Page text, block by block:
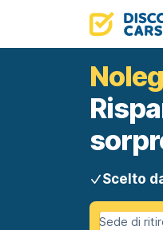
Scelto
Sede di